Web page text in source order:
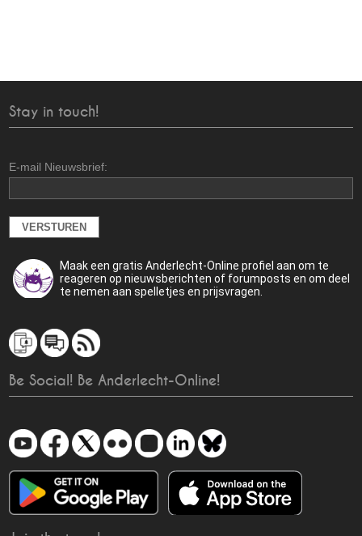
Stay in touch!
E-mail Nieuwsbrief:
Maak een gratis Anderlecht-Online profiel aan om te
reageren op nieuwsberichten of forumposts en om deel
te nemen aan spelletjes en prijsvragen.
Be Social! Be Anderlecht-Online!